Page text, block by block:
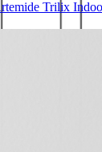
Trilix